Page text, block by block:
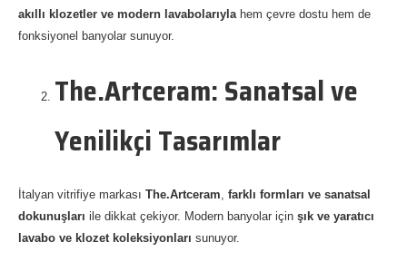
akıllı klozetler ve modern lavabolarıyla hem çevre dostu hem de
fonksiyonel banyolar sunuyor.
The.Artceram: Sanatsal ve
Yenilikçi Tasarımlar
İtalyan vitrifiye markası The.Artceram farklı formları ve sanatsal
dokunuşları ile dikkat çekiyor. Modern banyolar için şık ve yaratıcı
lavabo ve klozet koleksiyonları sunuyor.